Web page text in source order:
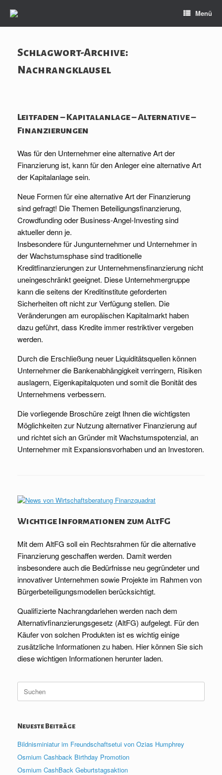
Inhalt
Menü
Schlagwort-Archive:
Nachrangklausel
Leitfaden – Kapitalanlage – Alternative –
Finanzierungen
Was für den Unternehmer eine alternative Art der
Finanzierung ist, kann für den Anleger eine alternative Art
der Kapitalanlage sein.
Neue Formen für eine alternative Art der Finanzierung
sind gefragt! Die Themen Beteiligungsfinanzierung,
Crowdfunding oder Business-Angel-Investing sind
aktueller denn je.
Insbesondere für Jungunternehmer und Unternehmer in
der Wachstumsphase sind traditionelle
Kreditfinanzierungen zur Unternehmensfinanzierung nicht
uneingeschränkt geeignet. Diese Unternehmergruppe
kann die seitens der Kreditinstitute geforderten
Sicherheiten oft nicht zur Verfügung stellen. Die
Veränderungen am europäischen Kapitalmarkt haben
dazu geführt, dass Kredite immer restriktiver vergeben
werden.
Durch die Erschließung neuer Liquiditätsquellen können
Unternehmer die Bankenabhängigkeit verringern, Risiken
auslagern, Eigenkapitalquoten und somit die Bonität des
Unternehmens verbessern.
Die vorliegende Broschüre zeigt Ihnen die wichtigsten
Möglichkeiten zur Nutzung alternativer Finanzierung auf
und richtet sich an Gründer mit Wachstumspotenzial, an
Unternehmer mit Expansionsvorhaben und an Investoren.
Wichtige Informationen zum AltFG
Mit dem AltFG soll ein Rechtsrahmen für die alternative
Finanzierung geschaffen werden. Damit werden
insbesondere auch die Bedürfnisse neu gegründeter und
innovativer Unternehmen sowie Projekte im Rahmen von
Bürgerbeteiligungsmodellen berücksichtigt.
Qualifizierte Nachrangdarlehen werden nach dem
Alternativfinanzierungsgesetz (AltFG) aufgelegt. Für den
Käufer von solchen Produkten ist es wichtig einige
zusätzliche Informationen zu haben. Hier können Sie sich
diese wichtigen Informationen herunter laden.
Suche
nach:
Neueste Beiträge
Bildnisminiatur im Freundschaftsetui von Ozias Humphrey
Osmium Cashback Birthday Promotion
Osmium CashBack Geburtstagsaktion